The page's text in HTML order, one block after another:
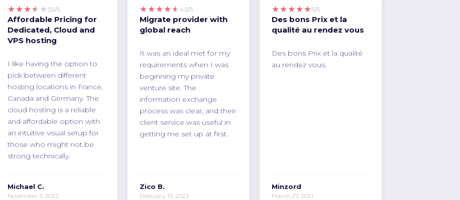
★★★★★ 3.5/5
Affordable Pricing for
Dedicated, Cloud and
VPS hosting
I like having the option to
pick between different
hosting locations in France,
Canada and Germany. The
cloud hosting is a reliable
and affordable option with
an intuitive visual setup for
those who might not be
strong technically.
Michael C.
November 3, 2022
★★★★★ 4.5/5
Migrate provider with
global reach
It was an ideal met for my
requirements when I was
beginning my private
venture site. The
information exchange
process was clear, and their
client service was useful in
getting me set up at first.
Zico B.
February 19, 2023
★★★★★5/5
Des bons Prix et la
qualité au rendez vous
Des bons Prix et la qualité
au rendez vous.
Minzord
March 27, 2021